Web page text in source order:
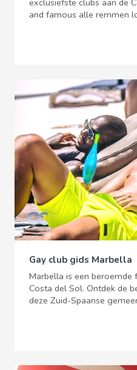
exclusiefste clubs aan de
and famous alle remmen
Gay club gids Marbella
Marbella is een beroemde
Costa del Sol. Ontdek de
deze Zuid-Spaanse